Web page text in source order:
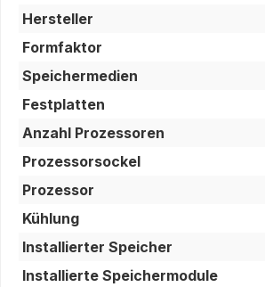
Hersteller
Formfaktor
Speichermedien
Festplatten
Anzahl Prozessoren
Prozessorsockel
Prozessor
Kühlung
Installierter Speicher
Installierte Speichermodule